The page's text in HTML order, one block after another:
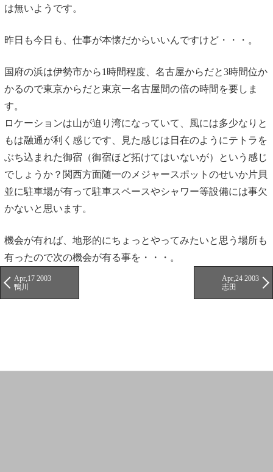
は無いようです。
昨日も今日も、仕事が本懐だからいいんですけど・・・。
国府の浜は伊勢市から1時間程度、名古屋からだと3時間位か
かるので東京からだと東京ー名古屋間の倍の時間を要しま
す。
ロケーションは山が迫り湾になっていて、風には多少なりと
もは融通が利く感じです、見た感じは日在のようにテトラを
ぶち込まれた御宿（御宿ほど拓けてはいないが）という感じ
でしょうか？関西方面随一のメジャースポットのせいか片貝
並に駐車場が有って駐車スペースやシャワー等設備には事欠
かないと思います。
機会が有れば、地形的にちょっとやってみたいと思う場所も
有ったので次の機会が有る事を・・・。
Apr,17 2003
鴨川
Apr,24 2003
志田